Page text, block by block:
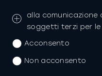
alla comunicazione
soggetti terzi per
Acconsento
Non acconsento